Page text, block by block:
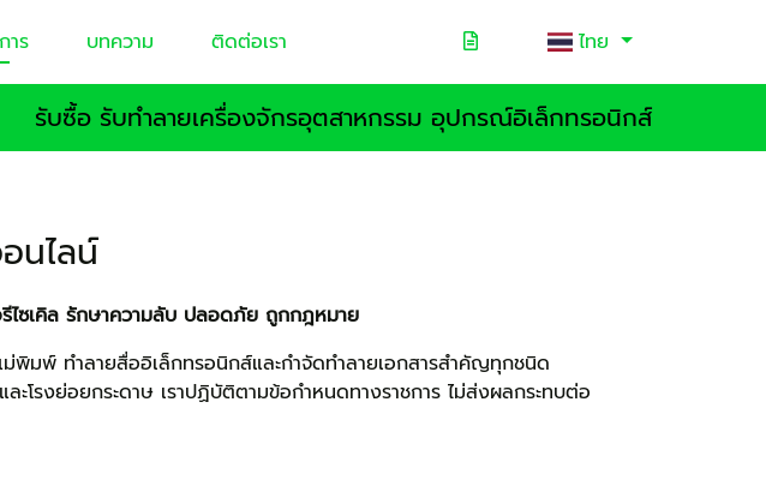
าร บทความ ติดต่อเรา ไทย
รับซื้อ รับทำลายเครื่องจักรอุตสาหกรรม อุปกรณ์อิเล็กทรอนิกส์
นไลน์
ไซเคิล รักษาความลับ ปลอดภัย ถูกกฎหมาย
พิมพ์ ทำลายสื่ออิเล็กทรอนิกส์และกำจัดทำลายเอกสารสำคัญทุกชนิด
โรงย่อยกระดาษ เราปฏิบัติตามข้อกำหนดทางราชการ ไม่ส่งผลกระทบต่อ